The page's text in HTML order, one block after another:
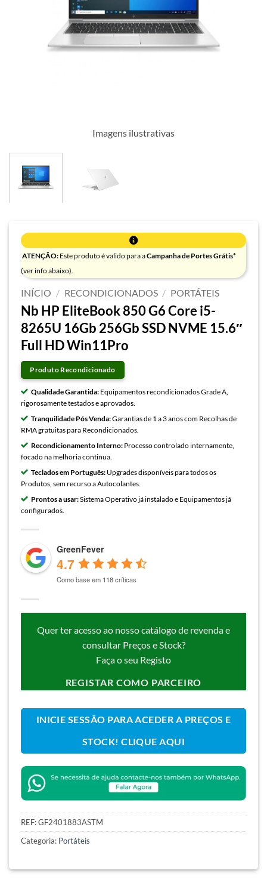
Imagens ilustrativas
ATENÇÃO: Este produto é valido para aCampanha de Portes Grátis*
(ver info abaixo).
INÍCIO / RECONDICIONADOS / PORTÁTEIS
Nb HP EliteBook 850 G6 Core i5-
8265U 16Gb 256Gb SSD NVME 15.6″
Full HD Win11Pro
Produto Recondicionado
Qualidade Garantida: Equipamentos recondicionados Grade A,
rigorosamente testados e aprovados.
Tranquilidade Pós Venda:Garantias de 1 a 3 anos com Recolhas de
RMA gratuitas para Recondicionados.
Recondicionamento Interno: Processo controlado internamente,
focado na melhoria continua.
Teclados em Português: Upgrades disponíveis para todos os
Produtos, sem recurso a Autocolantes.
Prontos a usar:Sistema Operativo já instalado e Equipamentos já
configurados.
GreenFever
4.7
Como base em 118 críticas
Quer ter acesso ao nosso catálogo de revenda e
consultar Preços e Stock?
Faça o seu Registo
REGISTAR COMO PARCEIRO
INICIE SESSÃO PARA ACEDER A PREÇOS E
STOCK! CLIQUE AQUI
REF:GF2401883ASTM
Categoria: Portáteis